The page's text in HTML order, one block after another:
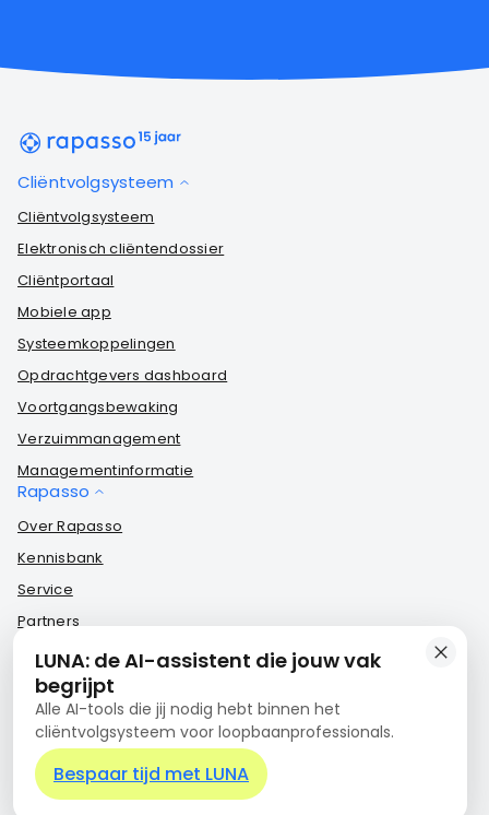
Cliëntvolgsysteem
Cliëntvolgsysteem
Elektronisch cliëntendossier
Cliëntportaal
Mobiele app
Systeemkoppelingen
Opdrachtgevers dashboard
Voortgangsbewaking
Verzuimmanagement
Managementinformatie
Rapasso
Over Rapasso
Kennisbank
Service
Partners
Rapasso Certified
Contact
Nieuwe Emmasingel 15
5611AM Eindhoven
KVK: 17242146
BTW: NL820385372B01
LUNA: de AI-assistent die jouw vak
begrijpt
Alle AI-tools die jij nodig hebt binnen het
cliëntvolgsysteem voor loopbaanprofessionals.
Bespaar tijd met LUNA